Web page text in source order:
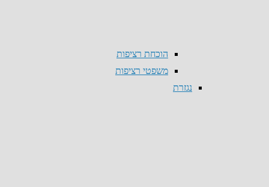
הוכחת רציפות
משפטי רציפות
נגזרת